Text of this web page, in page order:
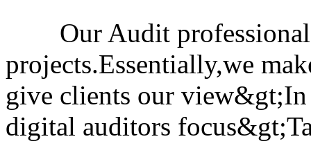
Our Audit
projects.Essentially,we
give clients our
digital auditors